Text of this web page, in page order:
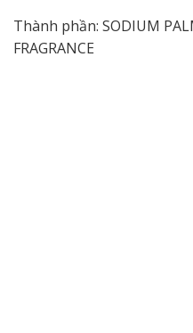
Thành phần: SODIUM
FRAGRANCE